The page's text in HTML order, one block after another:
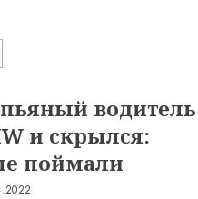
водитель
и скрылся:
поймали